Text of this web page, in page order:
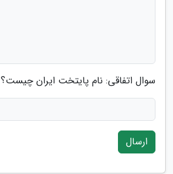
سوال اتفاقی: نام پایتخت ایران چیست؟
ارسال